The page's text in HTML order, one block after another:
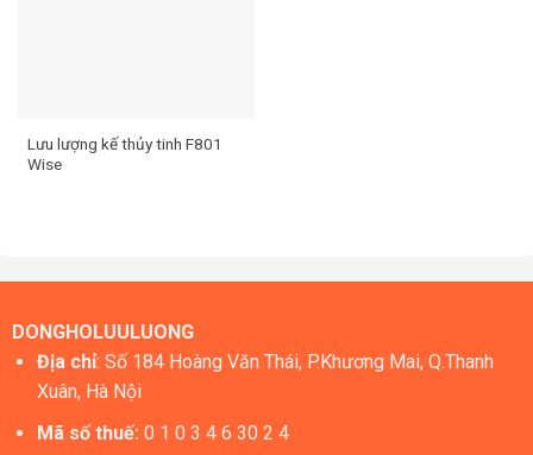
Lưu lượng kế thủy tinh F801
Wise
DONGHOLUULUONG
Địa chỉ: Số 184 Hoàng Văn Thái, P.Khương Mai, Q.Thanh
Xuân, Hà Nội
Mã số thuế: 0 1 0 3 4 6 30 2 4